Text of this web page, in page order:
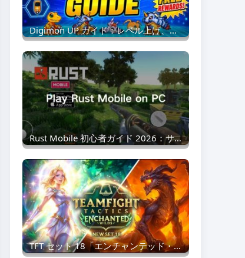
Digimon UP ガイド：レベル上げ、通貨、装備、スキルカード、サポート、デイリー任務 & リロール戦略
Rust Mobile 初心者ガイド 2026：サバイバルのコツ、拠点構築、成長戦略
TFT セット 18「エンチャンテッド・ワイルズ」早期 PBE ガイド：最強構成、リリース日、ティアリスト予測